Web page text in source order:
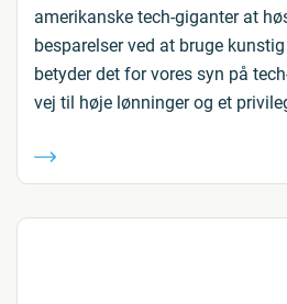
amerikanske tech-giganter at
besparelser ved at bruge
betyder det for vores syn på
vej til høje lønninger og et